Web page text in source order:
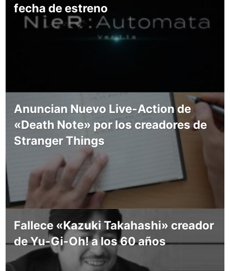
fecha de estreno
Anuncian Nuevo Live-Action de
«Death Note» por los creadores de
Stranger Things
Fallece «Kazuki Takahashi» creador
de Yu-Gi-Oh! a los 60 años